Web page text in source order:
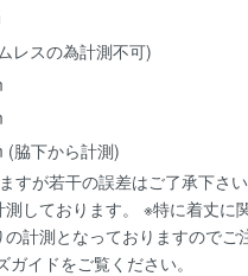
レスの為計測不可)
(脇下から計測)
すが若干の誤差はご了承下さ
しております。 ※特に着丈に
計測となっておりますのでご
ガイドをご覧ください。